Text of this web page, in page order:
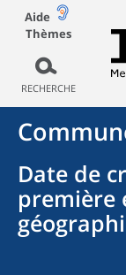
Aide
Thèmes
RECHERCHE
Date de
première